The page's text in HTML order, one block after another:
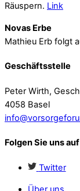
Räuspern. Link
Novas Erbe
Mathieu Erb folgt
Geschäftsstelle
Peter Wirth,
4058 Basel
Folgen Sie uns
Twitter